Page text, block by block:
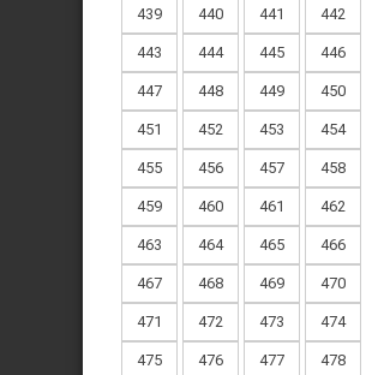
439 440 441 442
443 444 445 446
447 448 449 450
451 452 453 454
455 456 457 458
459 460 461 462
463 464 465 466
467 468 469 470
471 472 473 474
475 476 477 478